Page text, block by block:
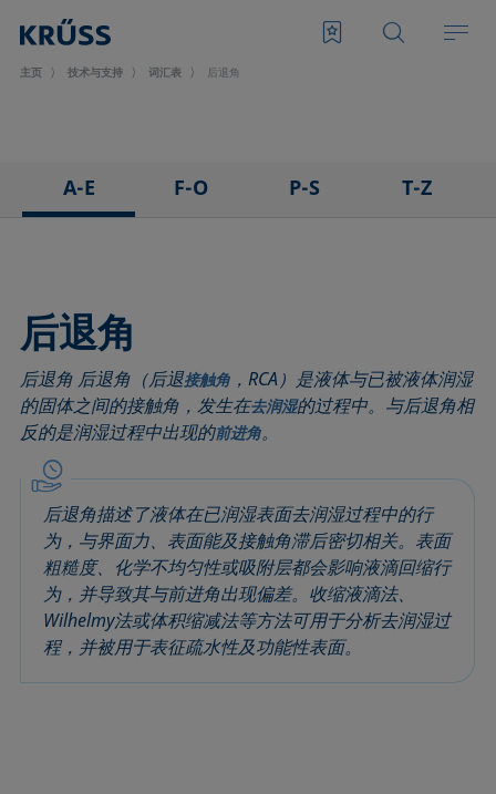
主页 技术与支持 词汇表 后退角
A-E
吸附系数
前进角
ASTM D 971
基线
气泡压力张力仪
捕泡法
圆法
圆锥曲线法
受束座滴法
接触角
CMC和表面活性剂浓度
临界表面张力
F-O
发泡剂
Fowkes法
高宽法
滞后角
界面流变，表面流变
界面张力
拉普拉斯压力
液体针头
莲花效应
弯月面法
吴氏法
Zisman法
P-S
多项式法
后退角
脱环法
棒法
滚动角
罗氏泡沫分析法
粗糙度
座滴法
旋转滴张力仪
铺展
铺展系数
滴重计
T-Z
顶视距离法
Washburn法
韦伯数
润湿性
润湿长度
润湿
润湿剂
Wilhelmy板法
粘附功
内聚功
杨拉普拉斯拟合
杨氏方程
后退角
后退角 后退角（后退接触角 ，RCA）是液体与已被液体润湿
的固体之间的接触角，发生在去润湿的过程中。与后退角相
反的是润湿过程中出现的前进角。
后退角描述了液体在已润湿表面去润湿过程中的行
为，与界面力、表面能及接触角滞后密切相关。表面
粗糙度、化学不均匀性或吸附层都会影响液滴回缩行
为，并导致其与前进角出现偏差。收缩液滴法、
Wilhelmy法或体积缩减法等方法可用于分析去润湿过
程，并被用于表征疏水性及功能性表面。